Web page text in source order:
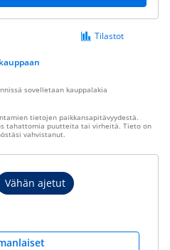
Tilastot
sovelletaan kauppalakia
tietojen paikkansapitävyydestä.
tahattomia puutteita tai virheitä. Tieto on
vahvistanut.
Vähän ajetut